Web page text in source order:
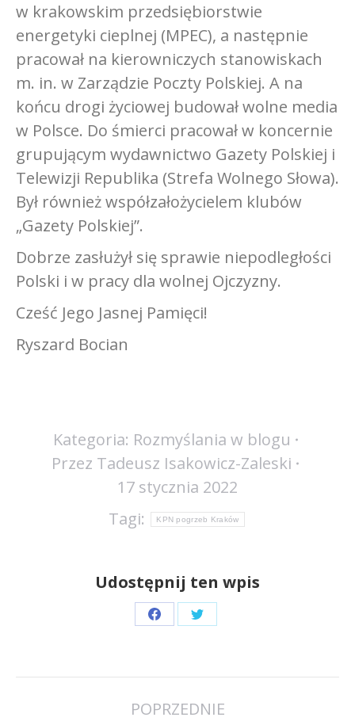
w krakowskim przedsiębiorstwie
energetyki cieplnej (MPEC), a następnie
pracował na kierowniczych stanowiskach
m. in. w Zarządzie Poczty Polskiej. A na
końcu drogi życiowej budował wolne media
w Polsce. Do śmierci pracował w koncernie
grupującym wydawnictwo Gazety Polskiej i
Telewizji Republika (Strefa Wolnego Słowa).
Był również współzałożycielem klubów
„Gazety Polskiej”.
Dobrze zasłużył się sprawie niepodległości
Polski i w pracy dla wolnej Ojczyzny.
Cześć Jego Jasnej Pamięci!
Ryszard Bocian
Kategoria: Rozmyślania w blogu
Przez Tadeusz Isakowicz-Zaleski
17 stycznia 2022
Tagi:
KPN pogrzeb Kraków
Udostępnij ten wpis
Share
Facebook
Share
Twitter
POPRZEDNIE